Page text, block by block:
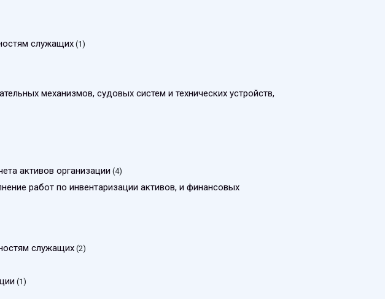
служащих(1)
механизмов, судовых систем и технических устройств,
активов организации (4)
работ по инвентаризации активов, и финансовых
служащих(2)
(1)